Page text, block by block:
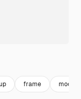
frame